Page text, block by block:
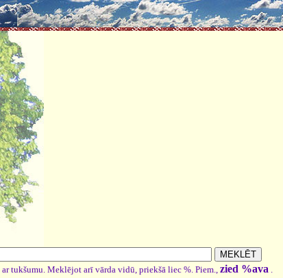
tukšumu. Meklējot arī vārda vidū, priekšā liec %. Piem., zied %ava .